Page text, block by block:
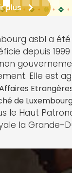
plus
asbl a
depuis
Elle est
de
le Haut
la Grande-